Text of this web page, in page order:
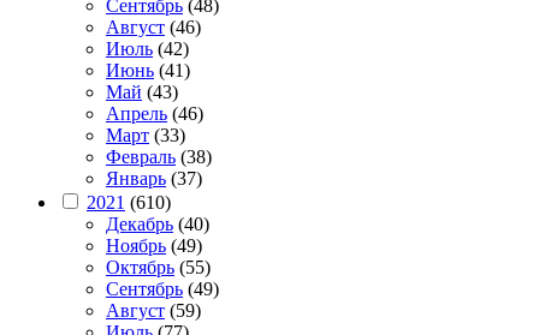
Сентябрь (48)
Август (46)
Июль (42)
Июнь (41)
Май (43)
Апрель (46)
Март (33)
Февраль (38)
Январь (37)
2021 (610)
Декабрь (40)
Ноябрь (49)
Октябрь (55)
Сентябрь (49)
Август (59)